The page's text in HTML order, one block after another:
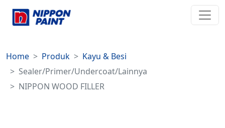
Home Produk
Kayu & Besi
Sealer/Primer/Undercoat/Lainnya
NIPPON WOOD FILLER